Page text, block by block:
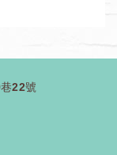
22號